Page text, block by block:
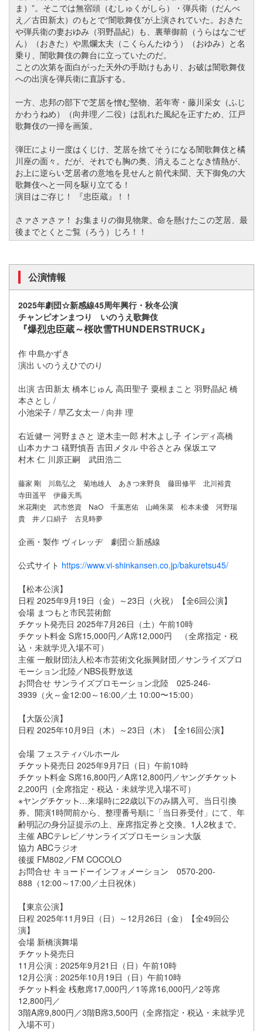
ま）”。そこでは無宿頭（むしゅくがしら）・弾兵衛（だんべ
え／古田新太）のもとで“闇歌舞伎”が上演されていた。おきた
や弾兵衛の妻おゆみ（羽野晶紀）も、裏華御前（うらはなごぜ
ん）（おきた）や黒爛太夫（こくらんたゆう）（おゆみ）と名
乗り、闇歌舞伎の舞台に立っていたのだ。
ことの次第を面白がった天外の手助けもあり、お破は闇歌舞伎
への出演を弾兵衛に直訴する。
一方、忠邦の部下で芝居を憎む堅物、若年寄・藤川采女（ふじ
かわうねめ）（向井理／二役）は乱れた風紀を正すため、江戸
歌舞伎の一掃を画策。
弾圧により一度はくじけ、芝居を捨てそうになる闇歌舞伎と橘
川座の面々。だが、それでも胸の奥、消えることなき情熱が、
お上に逆らい芝居者の意地を見せんと前代未聞、天下御免の大
歌舞伎へと一同を駆り立てる！
演目はご存じ！ 『忠臣蔵』
！！
さァさァさァ！ お集まりの御見物衆。命を懸けたこの芝居、最
後までとくとご覧（ろう）じろ！！
公演情報
2025年劇団☆新感線45周年興行・秋冬公演
チャンピオンまつり いのうえ歌舞伎
『爆烈忠臣蔵～桜吹雪THUNDERSTRUCK』
作 中島かずき
演出 いのうえひでのり
出演 古田新太 橋本じゅん 高田聖子 粟根まこと 羽野晶紀 橋
本さとし /
小池栄子 / 早乙女太一 / 向井 理
右近健一 河野まさと 逆木圭一郎 村木よし子 インディ高橋
山本カナコ 礒野慎吾 吉田メタル 中谷さとみ 保坂エマ
村木 仁 川原正嗣 武田浩二
藤家 剛 川島弘之 菊地雄人 あきつ来野良 藤田修平 北川裕貴
寺田遥平 伊藤天馬
米花剛史 武市悠資 NaO 千葉恵佑 山崎朱菜 松本未優 河野瑞
貴 井ノ口絹子 古見時夢
企画・製作 ヴィレッヂ 劇団☆新感線
公式サイト https://www.vi-shinkansen.co.jp/bakuretsu45/
【松本公演】
日程 2025年9月19日（金）～23日（火祝）【全6回公演】
会場 まつもと市民芸術館
発売日 2025年7月26日（土）午前10時
料金 S席15,000円／A席12,000円 （全席指定・税
込・未就学児入場不可）
主催 一般財団法人松本市芸術文化振興財団／サンライズプロ
モーション北陸／NBS長野放送
お問合せ サンライズプロモーション北陸 025-246-
3939（火～金12:00～16:00／土 10:00〜15:00）
【大阪公演】
日程 2025年10月9日（木）～23日（木）【全16回公演】
会場 フェスティバルホール
発売日 2025年9月7日（日）午前10時
料金 S席16,800円／A席12,800円／ヤング
2,200円（全席指定・税込・未就学児入場不可）
※ヤング
…来場時に22歳以下のみ購入可。当日引換
券。開演1時間前から、整理番号順に「当日券受付」にて、年
齢明記の身分証提示の上、座席指定券と交換。1人2枚まで。
主催 ABCテレビ／サンライズプロモーション大阪
協力 ABCラジオ
後援 FM802／FM COCOLO
お問合せ キョードーインフォメーション 0570-200-
888（12:00～17:00／土日祝休）
【東京公演】
日程 2025年11月9日（日）～12月26日（金）【全49回公
演】
会場 新橋演舞場
発売日
11月公演：2025年9月21日（日）午前10時
12月公演：2025年10月19日（日）午前10時
料金 桟敷席17,000円／1等席16,000円／2等席
12,800円／
3階A席9,800円／3階B席3,500円（全席指定・税込・未就学児
入場不可）